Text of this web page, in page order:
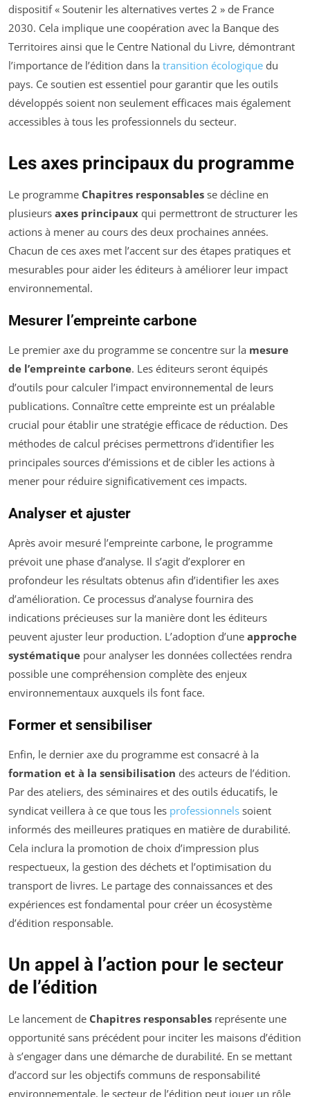
dispositif « Soutenir les alternatives vertes 2 » de France
2030. Cela implique une coopération avec la Banque des
Territoires ainsi que le Centre National du Livre, démontrant
l’importance de l’édition dans la transition écologique du
pays. Ce soutien est essentiel pour garantir que les outils
développés soient non seulement efficaces mais également
accessibles à tous les professionnels du secteur.
Les axes principaux du programme
Le programme Chapitres responsables se décline en
plusieurs axes principaux qui permettront de structurer les
actions à mener au cours des deux prochaines années.
Chacun de ces axes met l’accent sur des étapes pratiques et
mesurables pour aider les éditeurs à améliorer leur impact
environnemental.
Mesurer l’empreinte carbone
Le premier axe du programme se concentre sur la mesure
de l’empreinte carbone. Les éditeurs seront équipés
d’outils pour calculer l’impact environnemental de leurs
publications. Connaître cette empreinte est un préalable
crucial pour établir une stratégie efficace de réduction. Des
méthodes de calcul précises permettrons d’identifier les
principales sources d’émissions et de cibler les actions à
mener pour réduire significativement ces impacts.
Analyser et ajuster
Après avoir mesuré l’empreinte carbone, le programme
prévoit une phase d’analyse. Il s’agit d’explorer en
profondeur les résultats obtenus afin d’identifier les axes
d’amélioration. Ce processus d’analyse fournira des
indications précieuses sur la manière dont les éditeurs
peuvent ajuster leur production. L’adoption d’une approche
systématique pour analyser les données collectées rendra
possible une compréhension complète des enjeux
environnementaux auxquels ils font face.
Former et sensibiliser
Enfin, le dernier axe du programme est consacré à la
formation et à la sensibilisation des acteurs de l’édition.
Par des ateliers, des séminaires et des outils éducatifs, le
syndicat veillera à ce que tous les professionnels soient
informés des meilleures pratiques en matière de durabilité.
Cela inclura la promotion de choix d’impression plus
respectueux, la gestion des déchets et l’optimisation du
transport de livres. Le partage des connaissances et des
expériences est fondamental pour créer un écosystème
d’édition responsable.
Un appel à l’action pour le secteur
de l’édition
Le lancement de Chapitres responsables représente une
opportunité sans précédent pour inciter les maisons d’édition
à s’engager dans une démarche de durabilité. En se mettant
d’accord sur les objectifs communs de responsabilité
environnementale, le secteur de l’édition peut jouer un rôle